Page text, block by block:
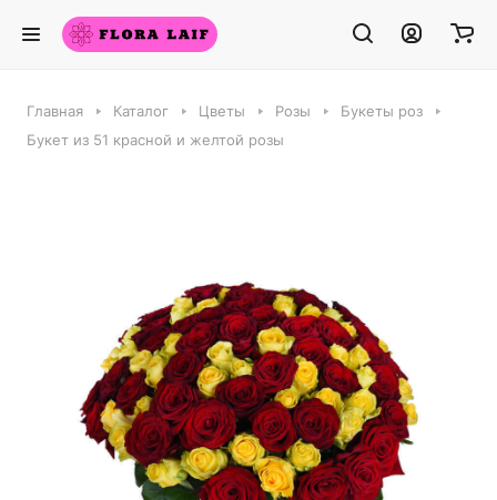
Главная Каталог Цветы Розы
Букеты роз
Букет из 51 красной и желтой розы